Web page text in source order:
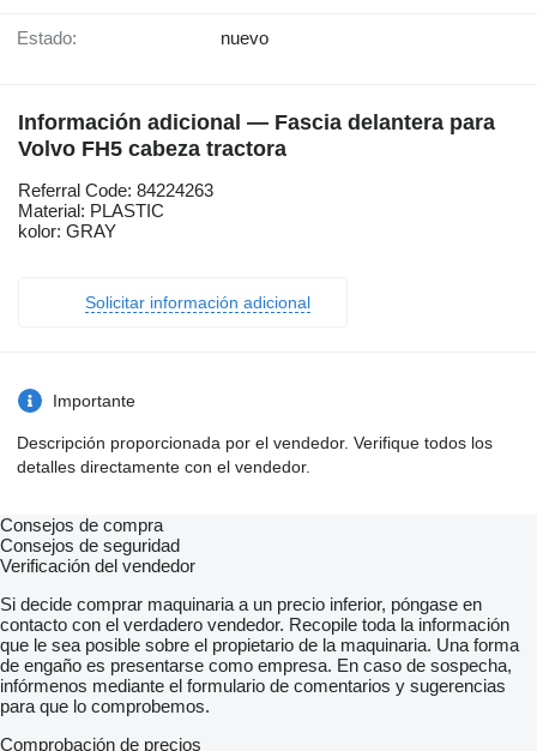
Estado: nuevo
Información adicional — Fascia delantera para
Volvo FH5 cabeza tractora
Referral Code: 84224263
Material: PLASTIC
kolor: GRAY
Solicitar información adicional
Importante
Descripción proporcionada por el vendedor. Verifique todos los
detalles directamente con el vendedor.
Consejos de compra
Consejos de seguridad
Verificación del vendedor
Si decide comprar maquinaria a un precio inferior, póngase en
contacto con el verdadero vendedor. Recopile toda la información
que le sea posible sobre el propietario de la maquinaria. Una forma
de engaño es presentarse como empresa. En caso de sospecha,
infórmenos mediante el formulario de comentarios y sugerencias
para que lo comprobemos.
Comprobación de precios